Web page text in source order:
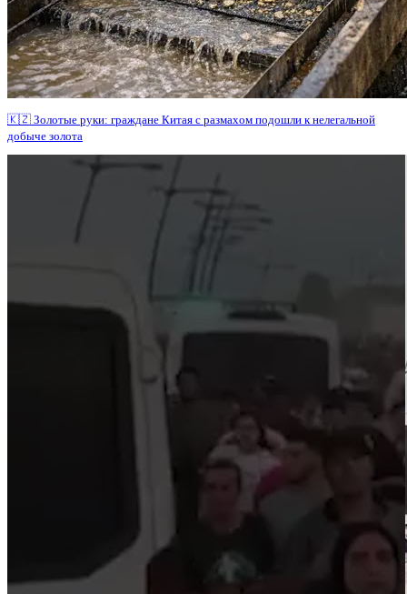
🇰🇿 Золотые руки: граждане Китая с размахом подошли к нелегальной
добыче золота